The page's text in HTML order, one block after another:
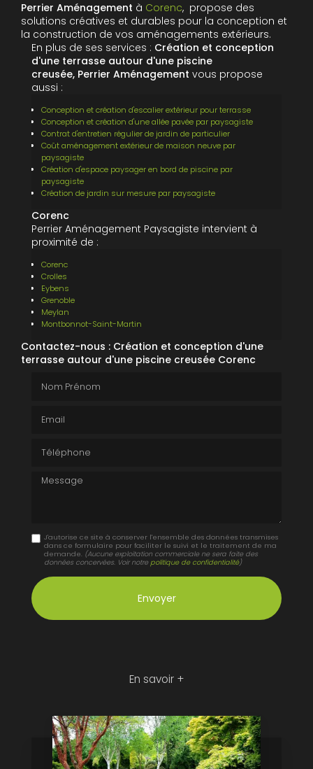
Perrier Aménagement à Corenc, propose des
solutions créatives et durables pour la conception et
la construction de vos aménagements extérieurs.
En plus de ses services : Création et conception
d'une terrasse autour d'une piscine
creusée, Perrier Aménagement vous propose
aussi :
Conception et création d'escalier extérieur pour terrasse
Conception et création d'une allée pavée par paysagiste
Contrat d'entretien régulier de jardin de particulier
Coût aménagement extérieur de maison neuve par
paysagiste
Création d'espace paysager en bord de piscine par
paysagiste
Création de jardin sur mesure par paysagiste
Corenc
Perrier Aménagement Paysagiste intervient à
proximité de :
Corenc
Crolles
Eybens
Grenoble
Meylan
Montbonnot-Saint-Martin
Contactez-nous : Création et conception d'une
terrasse autour d'une piscine creusée Corenc
Message
J'autorise ce site à conserver l'ensemble des données transmises
dans ce formulaire pour faciliter le suivi et le traitement de ma
demande. (Aucune exploitation commerciale ne sera faite des
données concervées. Voir notre politique de confidentialité)
En savoir +